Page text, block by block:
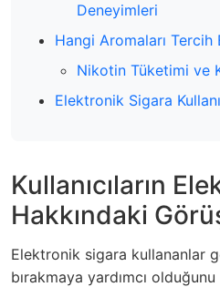
Deneyimleri
Hangi Aromaları Tercih
Nikotin Tüketimi ve
Elektronik Sigara
Kullanıcıların
Hakkındaki
Elektronik sigara kullananlar
bırakmaya yardımcı